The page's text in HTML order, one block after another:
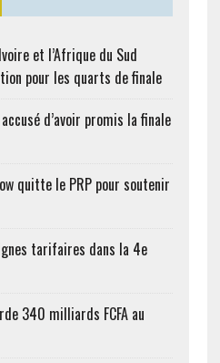
et l’Afrique du Sud
pour les quarts de finale
d’avoir promis la finale
quitte le PRP pour soutenir
tarifaires dans la 4e
340 milliards FCFA au